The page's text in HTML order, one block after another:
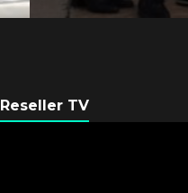
Reseller TV